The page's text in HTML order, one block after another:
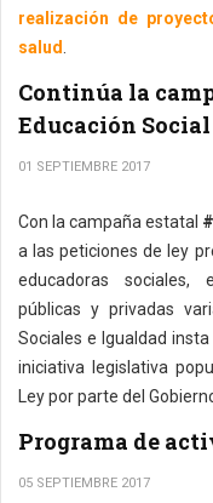
realización de
salud
Continúa la
Educación Social
01 SEPTIEMBRE 2017
Con la campaña estatal
a las peticiones de ley
educadoras sociales,
públicas y privadas
Sociales e Igualdad
iniciativa legislativa
Ley por parte del
Programa de
05 SEPTIEMBRE 2017